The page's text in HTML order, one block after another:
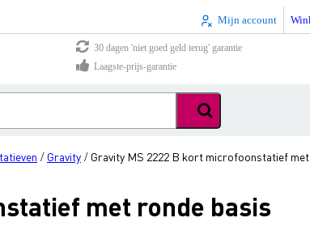
Mijn account
30 dagen 'niet goed geld terug' garantie
Laagste-prijs-garantie
/ Gravity / Gravity MS 2222 B kort microfoonstatief
met ronde basis